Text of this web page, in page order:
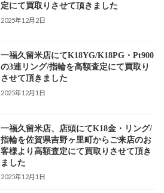
定にて買取りさせて頂きました
2025年12月2日
一福久留米店にてK18YG/K18PG・Pt900
の3連リング/指輪を高額査定にて買取り
させて頂きました
2025年12月1日
一福久留米店、店頭にてK18金・リング/
指輪を佐賀県吉野ヶ里町からご来店のお
客様より高額査定にて買取りさせて頂き
ました
2025年12月1日